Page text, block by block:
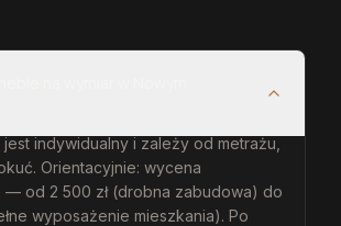
jest indywidualny i zależy od metrażu,
Orientacyjnie: wycena
— od 2 500 zł (drobna zabudowa) do
wyposażenie mieszkania). Po